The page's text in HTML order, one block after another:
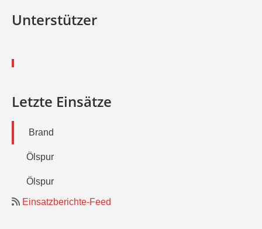
Unterstützer
Letzte Einsätze
Brand
Ölspur
Ölspur
Einsatzberichte-Feed